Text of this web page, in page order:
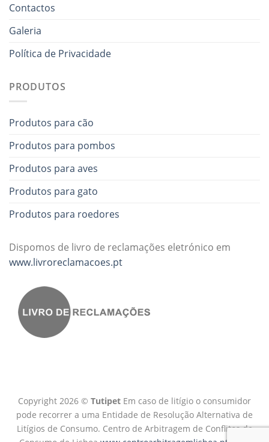
Contactos
Galeria
Política de Privacidade
PRODUTOS
Produtos para cão
Produtos para pombos
Produtos para aves
Produtos para gato
Produtos para roedores
Dispomos de livro de reclamações eletrónico em
www.livroreclamacoes.pt
Copyright 2026 © Tutipet Em caso de litígio o consumidor
pode recorrer a uma Entidade de Resolução Alternativa de
Litígios de Consumo. Centro de Arbitragem de Conflitos de